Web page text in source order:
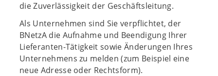
die Zuverlässigkeit der Geschäftsleitung.
Als Unternehmen sind Sie verpflichtet, der
BNetzA die Aufnahme und Beendigung Ihrer
Lieferanten-Tätigkeit sowie Änderungen Ihres
Unternehmens zu melden (zum Beispiel eine
neue Adresse oder Rechtsform).